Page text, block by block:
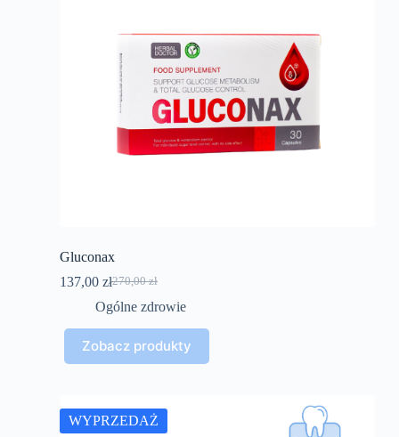
Gluconax
270,00zł
Pierwotna
cena
137,00 złAktualna
cena
Ogólne zdrowie
Zobacz produkty
WYPRZEDAŻ